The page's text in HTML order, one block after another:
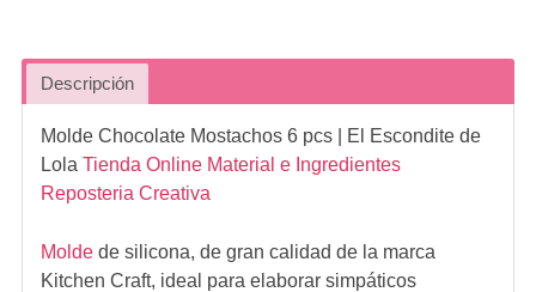
Descripción
Molde Chocolate Mostachos 6 pcs| El Escondite de
Lola Tienda Online Material e Ingredientes
Reposteria Creativa
Moldede silicona, de gran calidad de la marca
Kitchen Craft, ideal para elaborar simpáticos